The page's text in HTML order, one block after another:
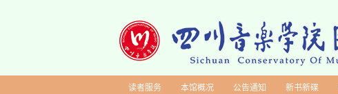
读者服务 本馆概况 公告通知 新书新碟